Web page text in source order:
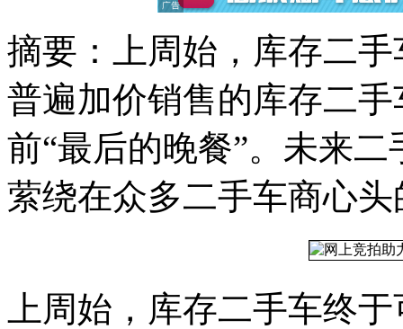
摘要：上周始，库存二
普遍加价销售的库存二
前“最后的晚餐”。未来
萦绕在众多二手车商心头
上周始，库存二手车终